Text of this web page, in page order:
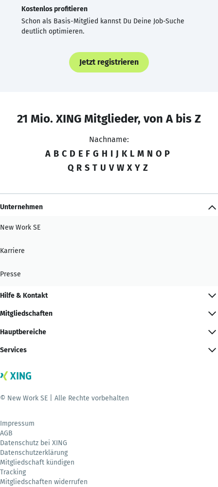
Kostenlos profitieren
Schon als Basis-Mitglied kannst Du Deine Job-Suche
deutlich optimieren.
Jetzt registrieren
21 Mio. XING Mitglieder, von A bis Z
Nachname:
A B C D E F G H I J K L M N O P
Q R S T U V W X Y Z
Unternehmen
New Work SE
Karriere
Presse
Hilfe & Kontakt
Mitgliedschaften
Hauptbereiche
Services
© New Work SE | Alle Rechte vorbehalten
Impressum
AGB
Datenschutz bei XING
Datenschutzerklärung
Mitgliedschaft kündigen
Tracking
Mitgliedschaften widerrufen